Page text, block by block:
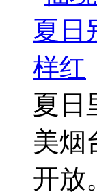
夏日
美烟
开放